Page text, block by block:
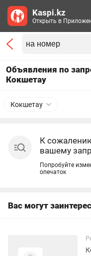
Объявления по
Кокшетау
Кокшетау
К
вашему
Попробуйте
опечаток
Вас могут
Kaspi.kz
Открыть в